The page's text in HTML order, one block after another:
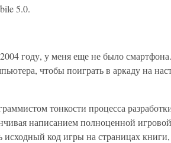
5.0.
2004 году, у меня еще не было
чтобы поиграть в аркаду на
тонкости процесса
написанием полноценной
код игры на страницах книги,